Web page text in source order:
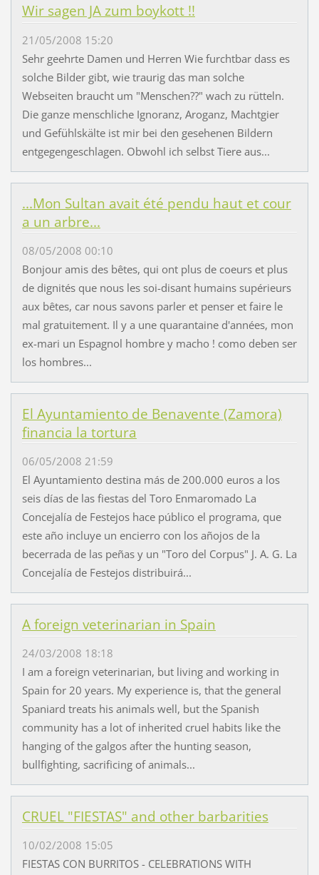
Wir sagen JA zum boykott !!
21/05/2008 15:20
Sehr geehrte Damen und Herren Wie furchtbar dass es
solche Bilder gibt, wie traurig das man solche
Webseiten braucht um "Menschen??" wach zu rütteln.
Die ganze menschliche Ignoranz, Aroganz, Machtgier
und Gefühlskälte ist mir bei den gesehenen Bildern
entgegengeschlagen. Obwohl ich selbst Tiere aus...
...Mon Sultan avait été pendu haut et cour
a un arbre...
08/05/2008 00:10
Bonjour amis des bêtes, qui ont plus de coeurs et plus
de dignités que nous les soi-disant humains supérieurs
aux bêtes, car nous savons parler et penser et faire le
mal gratuitement. Il y a une quarantaine d'années, mon
ex-mari un Espagnol hombre y macho ! como deben ser
los hombres...
El Ayuntamiento de Benavente (Zamora)
financia la tortura
06/05/2008 21:59
El Ayuntamiento destina más de 200.000 euros a los
seis días de las fiestas del Toro Enmaromado La
Concejalía de Festejos hace público el programa, que
este año incluye un encierro con los añojos de la
becerrada de las peñas y un "Toro del Corpus" J. A. G. La
Concejalía de Festejos distribuirá...
A foreign veterinarian in Spain
24/03/2008 18:18
I am a foreign veterinarian, but living and working in
Spain for 20 years. My experience is, that the general
Spaniard treats his animals well, but the Spanish
community has a lot of inherited cruel habits like the
hanging of the galgos after the hunting season,
bullfighting, sacrificing of animals...
CRUEL "FIESTAS" and other barbarities
10/02/2008 15:05
FIESTAS CON BURRITOS - CELEBRATIONS WITH